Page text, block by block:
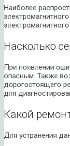
Наиболее
электромагнитного
Насколько
При появлении
опасным. Также
дорогостоящего
для
Какой
Для устранения